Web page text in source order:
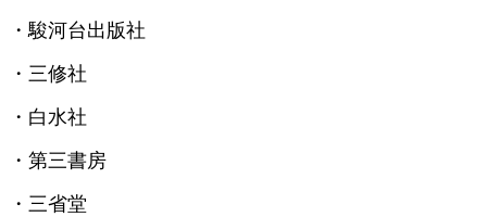
・駿河台出版社
・三修社
・白水社
・第三書房
・三省堂